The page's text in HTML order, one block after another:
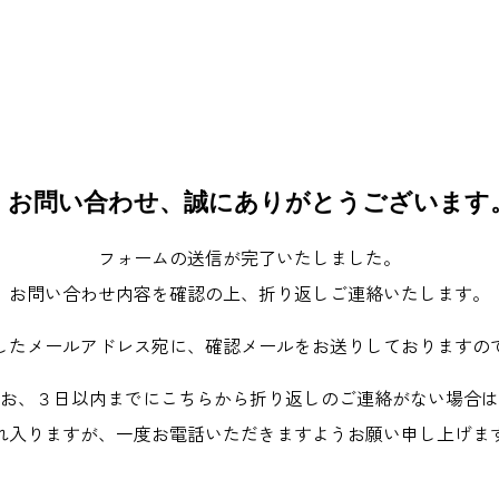
お問い合わせ、誠にありがとうございます
フォームの送信が完了いたしました。
お問い合わせ内容を確認の上、折り返しご連絡いたします。
たメールアドレス宛に、確認メールをお送りしておりますの
、３日以内までにこちらから折り返しのご連絡がない場合は
入りますが、一度お電話いただきますようお願い申し上げま